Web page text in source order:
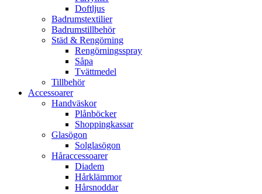
Doftljus
Badrumstextilier
Badrumstillbehör
Städ & Rengörning
Rengörningsspray
Såpa
Tvättmedel
Tillbehör
Accessoarer
Handväskor
Plånböcker
Shoppingkassar
Glasögon
Solglasögon
Håraccessoarer
Diadem
Hårklämmor
Hårsnoddar